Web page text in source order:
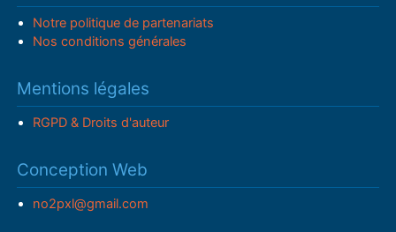
Notre politique de partenariats
Nos conditions générales
Mentions légales
RGPD & Droits d'auteur
Conception Web
no2pxl@gmail.com